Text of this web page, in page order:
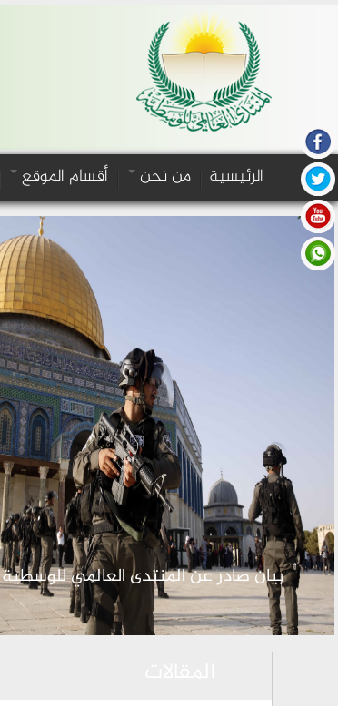
الرئيسية من نحن أقسام الموقع
بيان صادر عن المنتدى العالمي للوسطية
‹